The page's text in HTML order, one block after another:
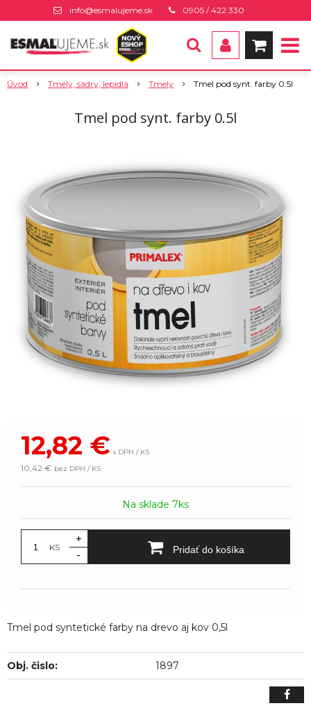
info@esmalujeme.sk 0905 / 422 330
Úvod Tmely, sádry, lepidlá Tmely Tmel pod synt. farby 0.5l
Tmel pod synt. farby 0.5l
12,82 € s DPH / KS
10,42 € bez DPH / KS
Na sklade 7ks
KS
+
-
Pridať do košíka
Tmel pod syntetické farby na drevo aj kov 0,5l
Obj. čislo: 1897